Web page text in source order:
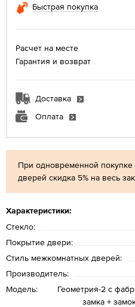
При одновременной
дверей скидка 5% на весь
Характеристики:
Стекло:
Покрытие двери:
Стиль межкомнатных дверей:
Производитель:
Модель:
Геометрия-2 с
замка +
Быстрая покупка
Расчет на месте
Гарантия и возврат
Доставка
Оплата